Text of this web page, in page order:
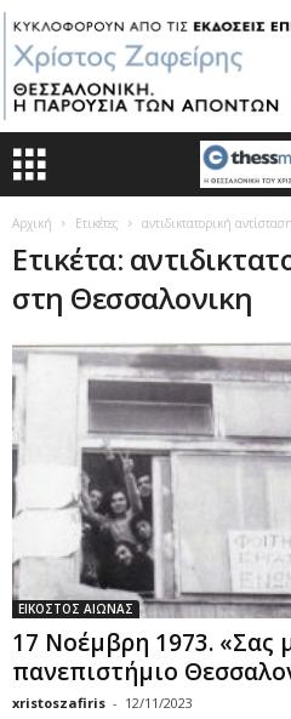
Αρχική Ετικέτες αντιδικτατορική
Ετικέτα:
στη Θεσσαλονικη
ΕΙΚΟΣΤΟΣ ΑΙΩΝΑΣ
17 Νοέμβρη 1973. «Σας
πανεπιστήμιο
xristoszafiris - 12/11/2023